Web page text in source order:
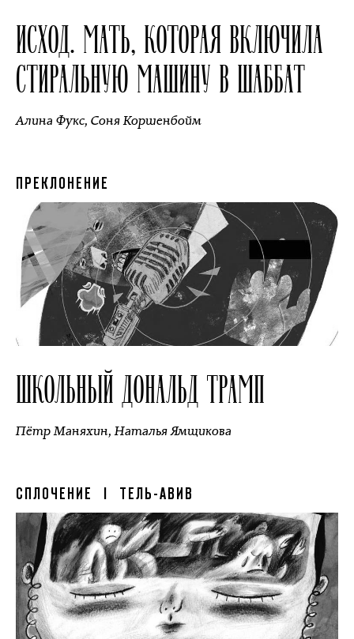
ИСХОД. МАТЬ, КОТОРАЯ ВКЛЮЧИЛА
СТИРАЛЬНУЮ МАШИНУ В ШАББАТ
Алина Фукс, Соня Коршенбойм
ПРЕКЛОНЕНИЕ
ШКОЛЬНЫЙ ДОНАЛЬД ТРАМП
Пётр Маняхин,Наталья Ямщикова
СПЛОЧЕНИЕ | ТЕЛЬ-АВИВ